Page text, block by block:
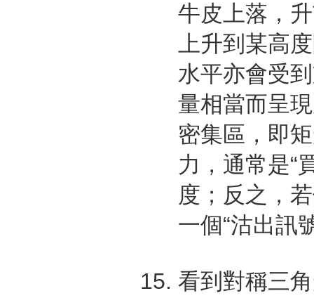
牛皮上落，
上升到某高
水平亦會受
量相當而呈
密集區，即
力，通常是“
度；反之，
一個“沽出訊
看到對稱三